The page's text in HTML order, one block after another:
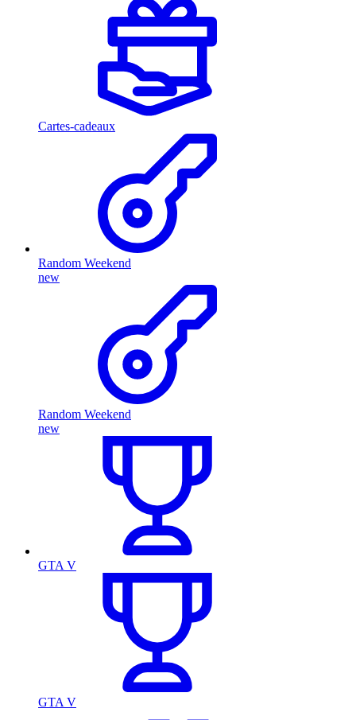
Cartes-cadeaux
Random Weekend
new
Random Weekend
new
GTA V
GTA V